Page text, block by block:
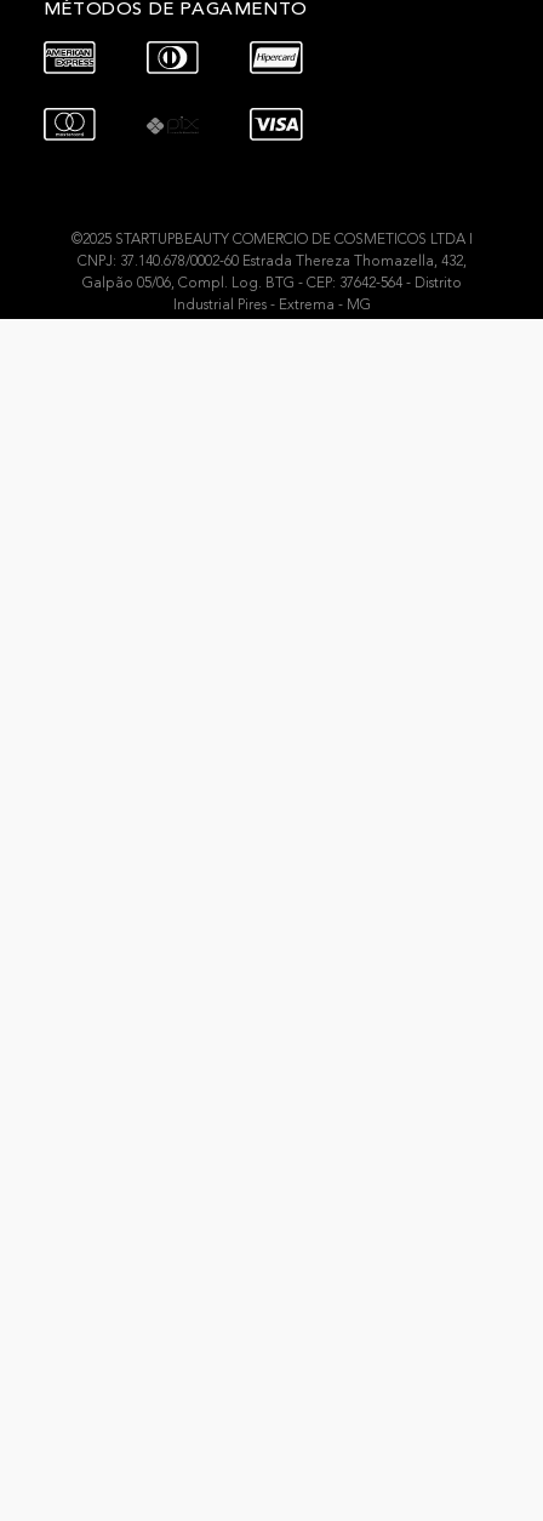
MÉTODOS DE PAGAMENTO
©2025 STARTUPBEAUTY COMERCIO DE COSMETICOS LTDA I
CNPJ: 37.140.678/0002-60 Estrada Thereza Thomazella, 432,
Galpão 05/06, Compl. Log. BTG - CEP: 37642-564 - Distrito
Industrial Pires - Extrema - MG